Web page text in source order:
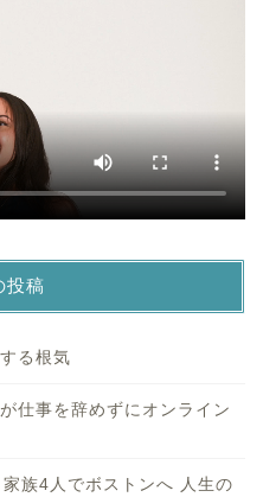
投稿
る根気
仕事を辞めずにオンライン
族4人でボストンへ 人生の